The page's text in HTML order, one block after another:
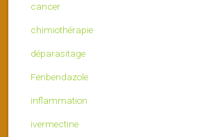
cancer
chimiothérapie
déparasitage
Fenbendazole
inflammation
ivermectine